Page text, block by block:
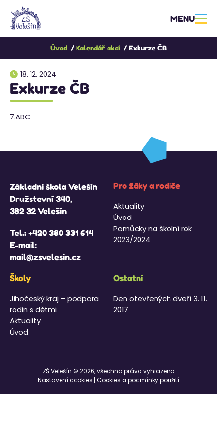
MENU
Úvod Kalendář akcí Exkurze ČB
18. 12. 2024
Exkurze ČB
7.ABC
Základní škola Velešín
Družstevní 340,
382 32 Velešín
Tel.:+420 380 331 614
E-mail:
mail@zsvelesin.cz
Pro žáky a rodiče
Aktuality
Úvod
Pomůcky na školní rok
2023/2024
Školy
Jihočeský kraj – podpora
rodin s dětmi
Aktuality
Úvod
Ostatní
Den otevřených dveří 3. 11.
2017
ZŠ Velešín © 2026, všechna práva vyhrazena
Nastavení cookies Cookies a podmínky použití